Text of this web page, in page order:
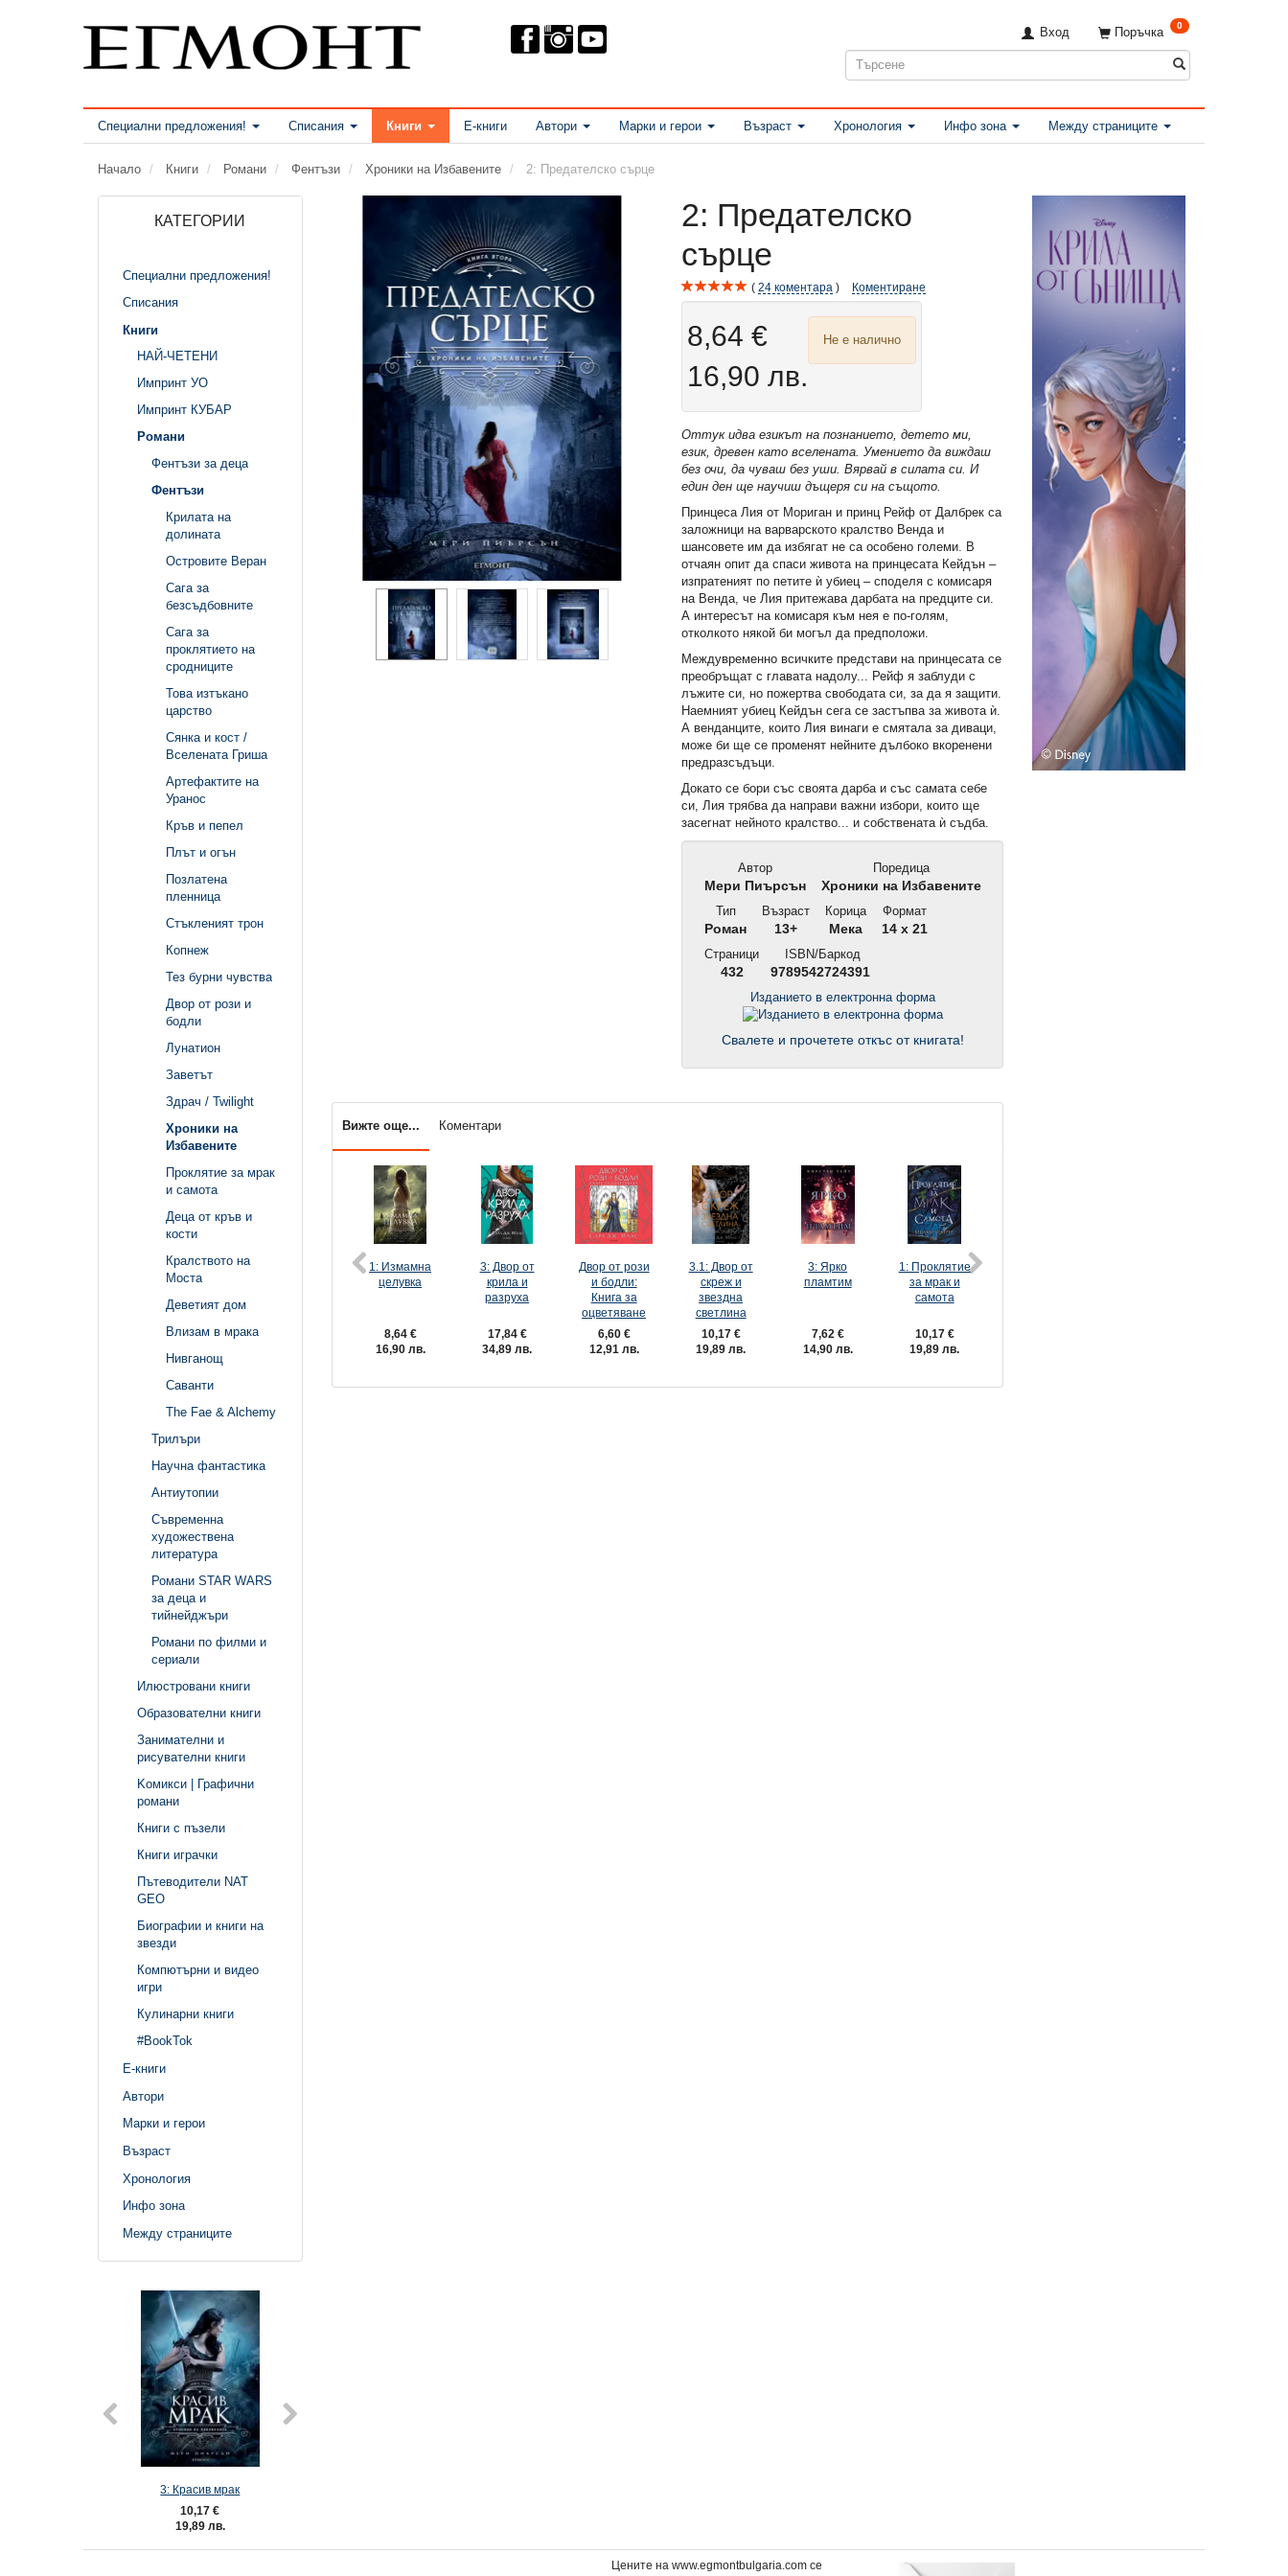
Поръчка 0
Вход
Специални предложения! Списания Книги Е-книги Автори Марки и герои Възраст Хронология Инфо зона Между страниците
Начало Книги Романи Фентъзи Хроники на Избавените 2: Предателско сърце
КАТЕГОРИИ
Специални предложения!
Списания
Книги
НАЙ-ЧЕТЕНИ
Импринт УО
Импринт КУБАР
Романи
Фентъзи за деца
Фентъзи
Крилата на
долината
Островите Веран
Сага за
безсъдбовните
Сага за
проклятието на
сродниците
Това изтъкано
царство
Сянка и кост /
Вселената Гриша
Артефактите на
Уранос
Кръв и пепел
Плът и огън
Позлатена
пленница
Стъкленият трон
Копнеж
Тез бурни чувства
Двор от рози и
бодли
Лунатион
Заветът
Здрач / Twilight
Хроники на
Избавените
Проклятие за мрак
и самота
Деца от кръв и
кости
Кралството на
Моста
Деветият дом
Влизам в мрака
Нивганощ
Саванти
The Fae & Alchemy
Трилъри
Научна фантастика
Антиутопии
Съвременна
художествена
литература
Романи STAR WARS
за деца и
тийнейджъри
Романи по филми и
сериали
Илюстровани книги
Образователни книги
Занимателни и
рисувателни книги
Kомикси | Графични
романи
Книги с пъзели
Книги играчки
Пътеводители NAT
GEO
Биографии и книги на
звезди
Компютърни и видео
игри
Кулинарни книги
#BookTok
Е-книги
Автори
Марки и герои
Възраст
Хронология
Инфо зона
Между страниците
3: Красив мрак
10,17 €
19,89 лв.
2: Предателско
сърце
24 коментара Коментиране
8,64 €
16,90 лв.
Не е налично
Оттук идва езикът на познанието, детето ми,
език, древен като вселената. Умението да виждаш
без очи, да чуваш без уши. Вярвай в силата си. И
един ден ще научиш дъщеря си на същото.
Принцеса Лия от Мориган и принц Рейф от Далбрек са
заложници на варварското кралство Венда и
шансовете им да избягат не са особено големи. В
отчаян опит да спаси живота на принцесата Кейдън –
изпратеният по петите ѝ убиец – споделя с комисаря
на Венда, че Лия притежава дарбата на предците си.
А интересът на комисаря към нея е по-голям,
отколкото някой би могъл да предположи.
Междувременно всичките представи на принцесата се
преобръщат с главата надолу... Рейф я заблуди с
лъжите си, но пожертва свободата си, за да я защити.
Наемният убиец Кейдън сега се застъпва за живота ѝ.
А венданците, които Лия винаги е смятала за диваци,
може би ще се променят нейните дълбоко вкоренени
предразсъдъци.
Докато се бори със своята дарба и със самата себе
си, Лия трябва да направи важни избори, които ще
засегнат нейното кралство... и собствената ѝ съдба.
Автор
Мери Пиърсън
Поредица
Хроники на Избавените
Тип
Роман
Възраст
13+
Корица
Мека
Формат
14 x 21
Страници
432
ISBN/Баркод
9789542724391
Изданието в електронна форма
Свалете и прочетете откъс от книгата!
Вижте още... Коментари
1: Измамна
целувка
8,64 €
16,90 лв.
3: Двор от
крила и
разруха
17,84 €
34,89 лв.
Двор от рози
и бодли:
Книга за
оцветяване
6,60 €
12,91 лв.
3.1: Двор от
скреж и
звездна
светлина
10,17 €
19,89 лв.
3: Ярко
пламтим
7,62 €
14,90 лв.
1: Проклятие
за мрак и
самота
10,17 €
19,89 лв.
Цените на www.egmontbulgaria.com се